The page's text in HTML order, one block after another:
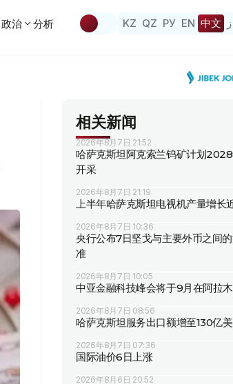
政治 分析 KZ QZ РУ EN 中文
相关新闻
2026年8月7日 21:52
哈萨克斯坦阿克索兰钨矿计划
开采
2026年8月7日 21:19
上半年哈萨克斯坦电视机产量增长
2026年8月7日 10:36
央行公布7日坚戈与主要外币之间
准
2026年8月7日 10:05
中亚金融科技峰会将于9月在阿拉
2026年8月7日 08:56
哈萨克斯坦服务出口额增至130亿
2026年8月7日 07:36
国际油价6日上涨
2026年8月6日 20:52